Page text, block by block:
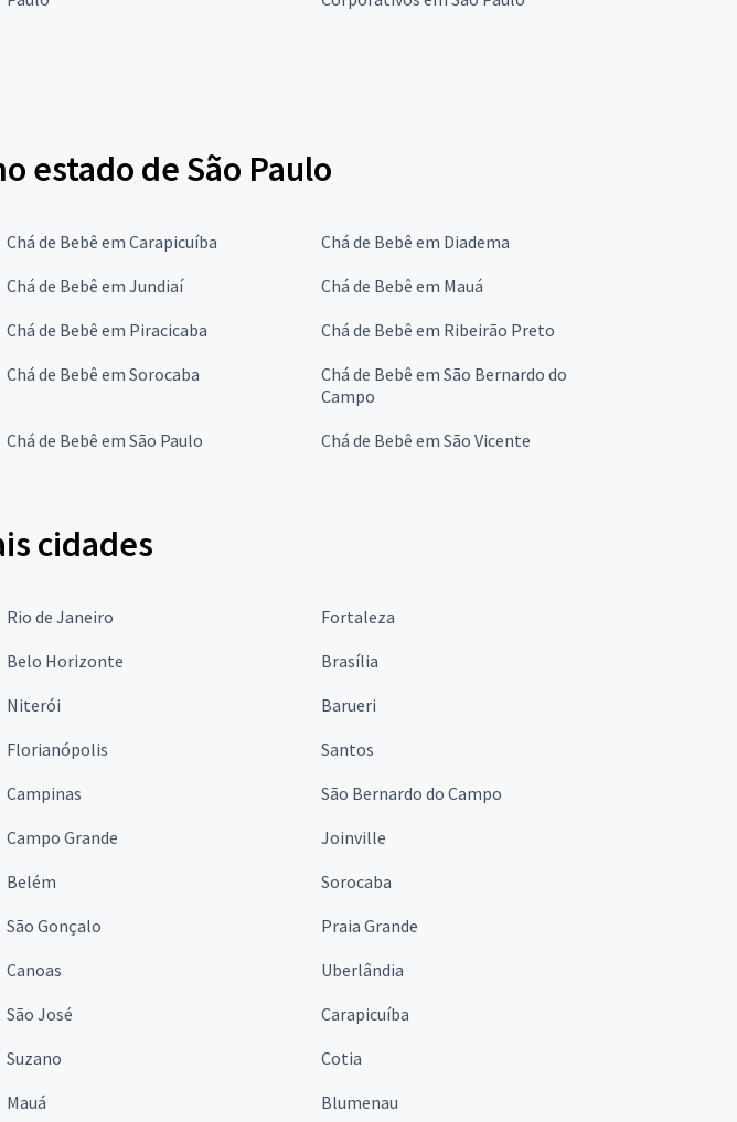
estado de São Paulo
Chá de Bebê em Carapicuíba
Chá de Bebê em Diadema
Chá de Bebê em Jundiaí
Chá de Bebê em Mauá
Chá de Bebê em Piracicaba
Chá de Bebê em Ribeirão Preto
Chá de Bebê em Sorocaba
Chá de Bebê em São Bernardo do
Campo
Chá de Bebê em São Paulo Chá de Bebê em São Vicente
cidades
Rio de Janeiro
Fortaleza
Belo Horizonte
Brasília
Niterói
Barueri
Florianópolis
Santos
Campinas
São Bernardo do Campo
Campo Grande
Joinville
Belém
Sorocaba
São Gonçalo
Praia Grande
Canoas
Uberlândia
São José
Carapicuíba
Suzano
Cotia
Mauá Blumenau